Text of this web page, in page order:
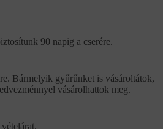
90 napig a cserére.
Bármelyik gyűrűnket is vásároltátok,
vásárolhattok meg.